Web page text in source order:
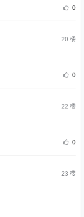
0
20楼
0
22 楼
0
23 楼